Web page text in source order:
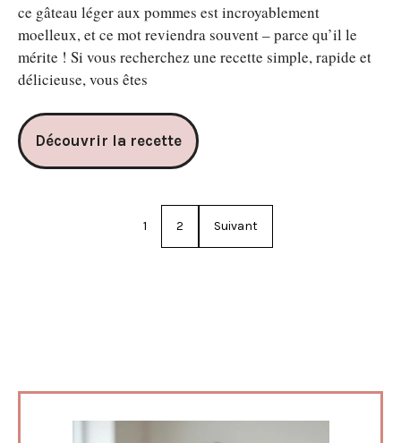
ce gâteau léger aux pommes est incroyablement
moelleux, et ce mot reviendra souvent – parce qu’il le
mérite ! Si vous recherchez une recette simple, rapide et
délicieuse, vous êtes
Découvrir la recette
1 2 Suivant